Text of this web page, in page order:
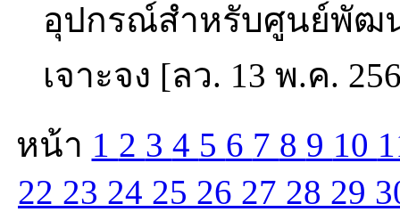
อุปกรณ์สำหรับศูนย์พัฒน
เจาะจง [ลว. 13 พ.ค.
หน้า 1 2 3 4 5 6 7 8 9 10
22 23 24 25 26 27 28 29